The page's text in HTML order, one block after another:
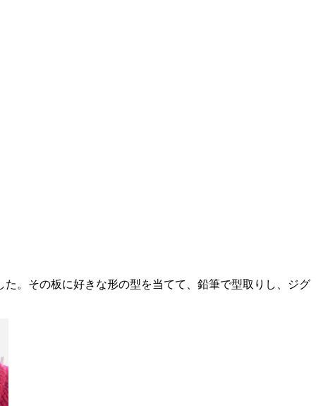
。その板に好きな形の型を当てて、鉛筆で型取りし、ジグ